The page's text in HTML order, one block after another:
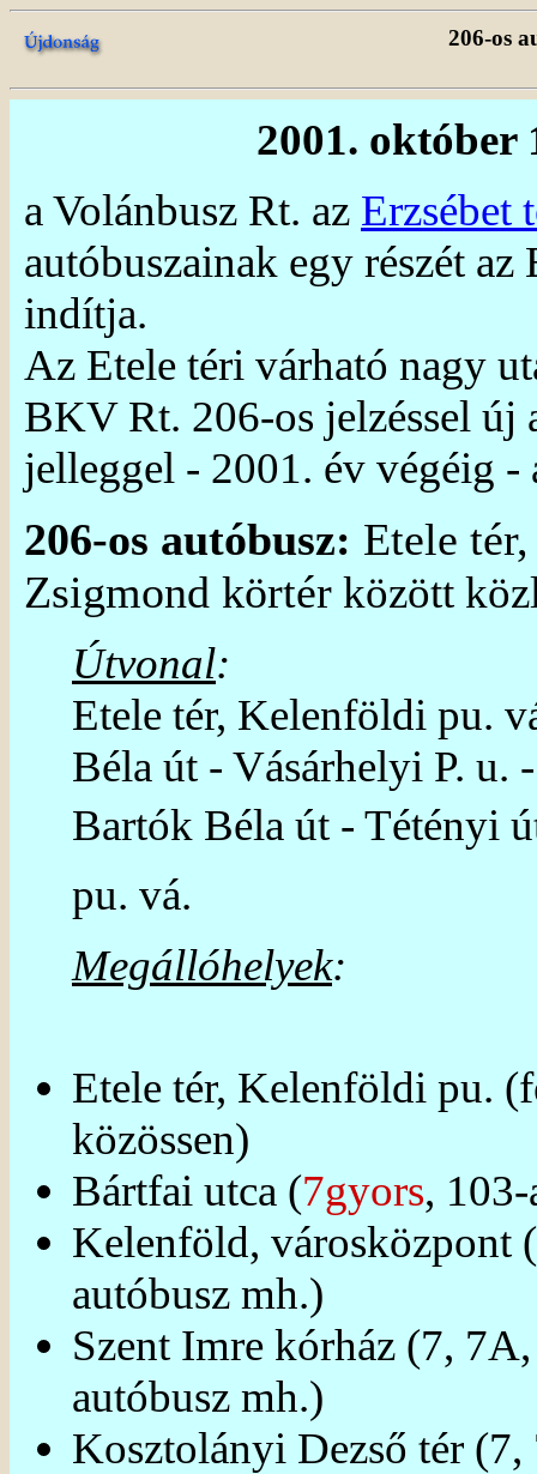
206-os
2001. október
a Volánbusz Rt. az Erzsébet
autóbuszainak egy részét
indítja.
Az Etele téri várható nagy
BKV Rt. 206-os jelzéssel új
jelleggel - 2001. év végéig -
206-os autóbusz: Etele
Zsigmond körtér között
Útvonal:
Etele tér, Kelenföldi pu.
Béla út - Vásárhelyi P.
Bartók Béla út - Tétényi
pu. vá.
Megállóhelyek:
Etele tér, Kelenföldi pu.
közössen)
Bártfai utca (7gyors,
Kelenföld, városközpont
autóbusz mh.)
Szent Imre kórház (7,
autóbusz mh.)
Kosztolányi Dezső tér